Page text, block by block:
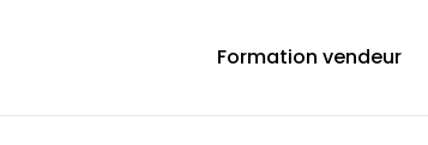
Formation vendeur